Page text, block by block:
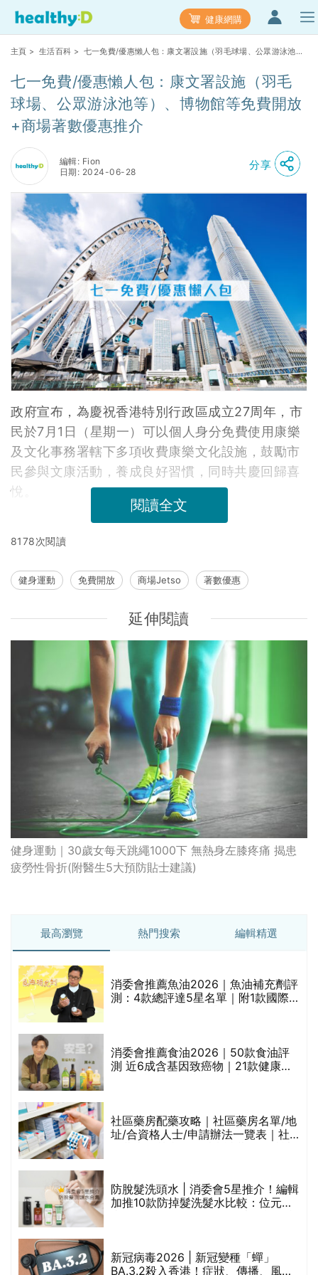
健康網購
主頁 > 生活百科 > 七一免費/優惠懶人包：康文署設施（羽毛球場、公眾游泳池
七一免費/優惠懶人包：康文署設施（羽毛
球場、公眾游泳池等）、博物館等免費開放
+商場著數優惠推介
編輯: Fion
日期: 2024-06-28
分享
政府宣布，為慶祝香港特別行政區成立27周年，市
民於7月1日（星期一）可以個人身分免費使用康樂
及文化事務署轄下多項收費康樂文化設施，鼓勵市
民參與文康活動，養成良好習慣，同時共慶回歸喜
悅。
閱讀全文
8178次閱讀
健身運動 免費開放 商場Jetso 著數優惠
延伸閱讀
健身運動｜30歲女每天跳繩1000下 無熱身左膝疼痛 揭患
疲勞性骨折(附醫生5大預防貼士建議)
最高瀏覽 熱門搜索 編輯精選
消委會推薦魚油2026｜魚油補充劑評
測：4款總評達5星名單｜附1款國際
消委會推薦食油2026｜50款食油評
測 近6成含基因致癌物｜21款健康煮
社區藥房配藥攻略｜社區藥房名單/地
址/合資格人士/申請辦法一覽表｜社
防脫髮洗頭水 | 消委會5星推介！編輯
加推10款防掉髮洗髮水比較：位元
新冠病毒2026 | 新冠變種「蟬」
BA.3.2殺入香港！症狀、傳播、風險